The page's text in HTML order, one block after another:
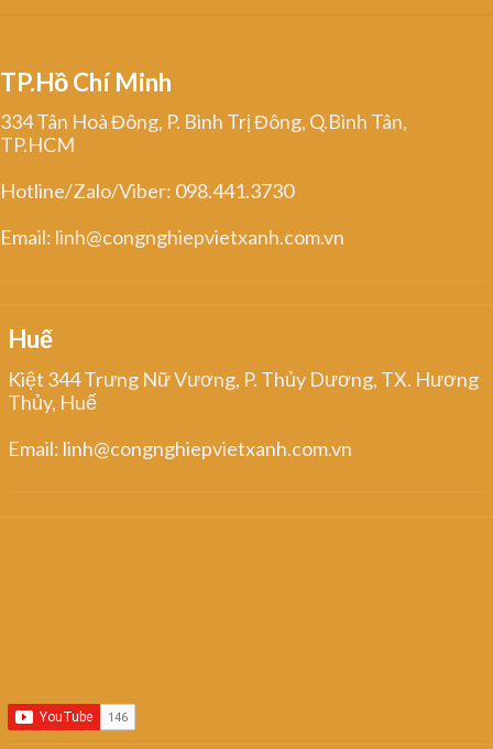
TP.Hồ Chí Minh
334 Tân Hoà Đông, P. Bình Trị Đông, Q.Bình Tân,
TP.HCM
Hotline/Zalo/Viber: 098.441.3730
Email: linh@congnghiepvietxanh.com.vn
Huế
Kiệt 344 Trưng Nữ Vương, P. Thủy Dương, TX. Hương
Thủy, Huế
Email: linh@congnghiepvietxanh.com.vn